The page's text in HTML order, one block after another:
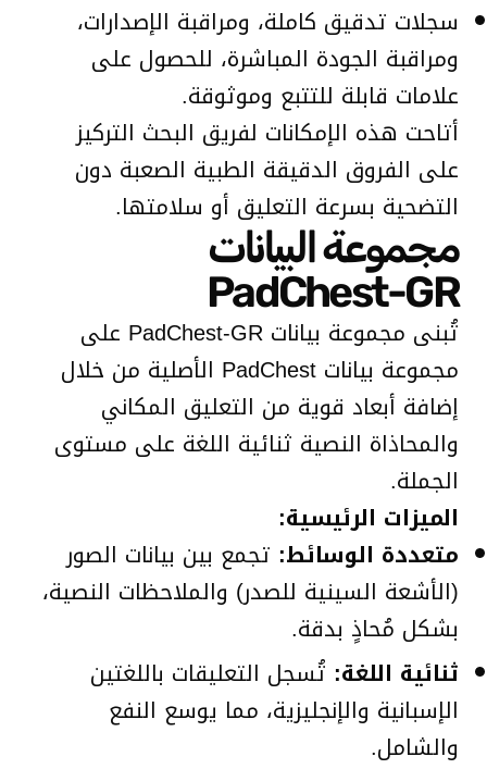
سجلات تدقيق كاملة، ومراقبة الإصدارات،
ومراقبة الجودة المباشرة، للحصول على
علامات قابلة للتتبع وموثوقة.
أتاحت هذه الإمكانات لفريق البحث التركيز
على الفروق الدقيقة الطبية الصعبة دون
التضحية بسرعة التعليق أو سلامتها.
مجموعة البيانات
PadChest-GR
تُبنى مجموعة بيانات PadChest-GR على
مجموعة بيانات PadChest الأصلية من خلال
إضافة أبعاد قوية من التعليق المكاني
والمحاذاة النصية ثنائية اللغة على مستوى
الجملة.
الميزات الرئيسية:
متعددة الوسائط: تجمع بين بيانات الصور
(الأشعة السينية للصدر) والملاحظات النصية،
بشكل مُحاذٍ بدقة.
ثنائية اللغة: تُسجل التعليقات باللغتين
الإسبانية والإنجليزية، مما يوسع النفع
والشامل.